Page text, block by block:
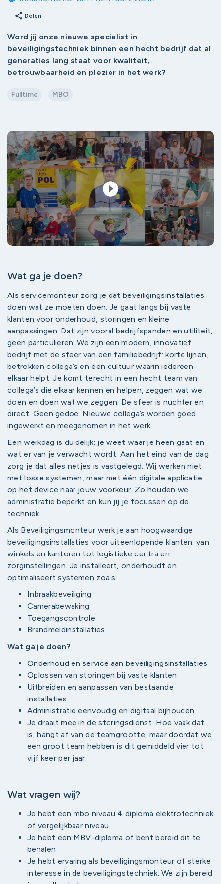
share Delen
Word jij onze nieuwe specialist in
beveiligingstechniek binnen een hecht bedrijf dat al
generaties lang staat voor kwaliteit,
betrouwbaarheid en plezier in het werk?
Fulltime MBO
play_circle_filled
Wat ga je doen?
Als servicemonteur zorg je dat beveiligingsinstallaties
doen wat ze moeten doen. Je gaat langs bij vaste
klanten voor onderhoud, storingen en kleine
aanpassingen. Dat zijn vooral bedrijfspanden en utiliteit,
geen particulieren. We zijn een modern, innovatief
bedrijf met de sfeer van een familiebedrijf: korte lijnen,
betrokken collega’s en een cultuur waarin iedereen
elkaar helpt. Je komt terecht in een hecht team van
collega’s die elkaar kennen en helpen, zeggen wat we
doen en doen wat we zeggen. De sfeer is nuchter en
direct. Geen gedoe. Nieuwe collega’s worden goed
ingewerkt en meegenomen in het werk.
Een werkdag is duidelijk: je weet waar je heen gaat en
wat er van je verwacht wordt. Aan het eind van de dag
zorg je dat alles netjes is vastgelegd. Wij werken niet
met losse systemen, maar met één digitale applicatie
op het device naar jouw voorkeur. Zo houden we
administratie beperkt en kun jij je focussen op de
techniek.
Als Beveiligingsmonteur werk je aan hoogwaardige
beveiligingsinstallaties voor uiteenlopende klanten: van
winkels en kantoren tot logistieke centra en
zorginstellingen. Je installeert, onderhoudt en
optimaliseert systemen zoals:
Inbraakbeveiliging
Camerabewaking
Toegangscontrole
Brandmeldinstallaties
Wat ga je doen?
Onderhoud en service aan beveiligingsinstallaties
Oplossen van storingen bij vaste klanten
Uitbreiden en aanpassen van bestaande
installaties
Administratie eenvoudig en digitaal bijhouden
Je draait mee in de storingsdienst. Hoe vaak dat
is, hangt af van de teamgrootte, maar doordat we
een groot team hebben is dit gemiddeld vier tot
vijf keer per jaar.
Wat vragen wij?
Je hebt een mbo niveau 4 diploma elektrotechniek
of vergelijkbaar niveau
Je hebt een MBV-diploma of bent bereid dit te
behalen
Je hebt ervaring als beveiligingsmonteur of sterke
interesse in de beveiligingstechniek. We zijn bereid